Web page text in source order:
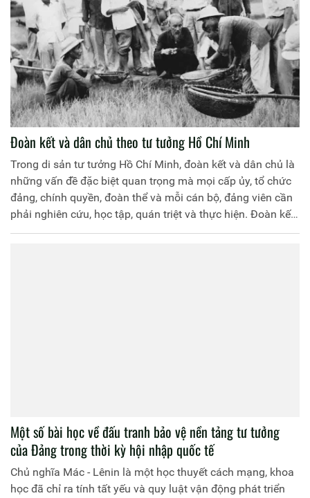
vào sự nghiệp xây dựng và bảo vệ Tổ quốc Việt Nam xã
hội chủ nghĩa”, tại ngày làm việc chính thức thứ hai của
Đại hội.
Đoàn kết và dân chủ theo tư tưởng Hồ Chí Minh
Trong di sản tư tưởng Hồ Chí Minh, đoàn kết và dân chủ là
những vấn đề đặc biệt quan trọng mà mọi cấp ủy, tổ chức
đảng, chính quyền, đoàn thể và mỗi cán bộ, đảng viên cần
phải nghiên cứu, học tập, quán triệt và thực hiện. Đoàn kết
và dân chủ có mối liên hệ mật thiết với nhau: Đoàn kết thật
Một số bài học về đấu tranh bảo vệ nền tảng tư tưởng
của Đảng trong thời kỳ hội nhập quốc tế
Chủ nghĩa Mác - Lênin là một học thuyết cách mạng, khoa
học đã chỉ ra tính tất yếu và quy luật vận động phát triển